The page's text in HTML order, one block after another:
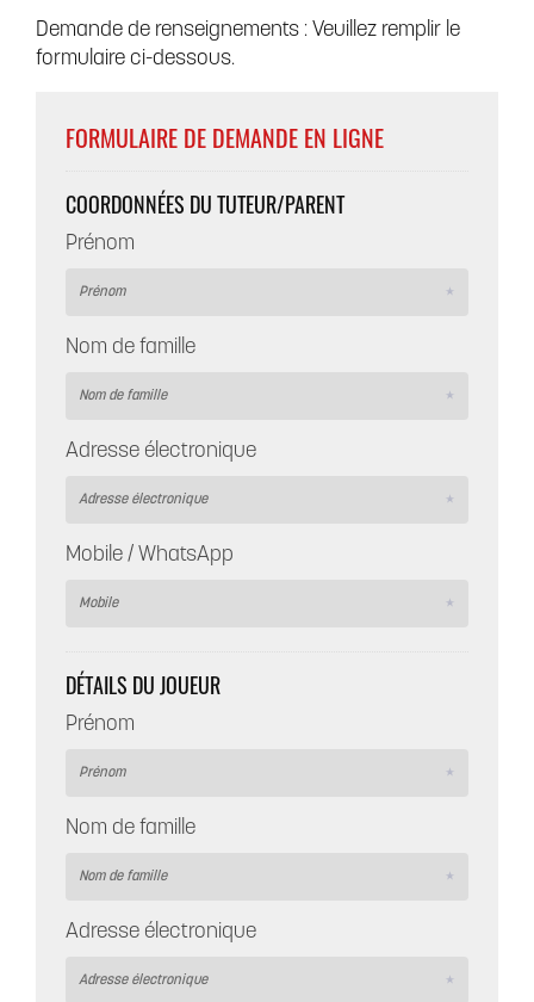
Demande de renseignements : Veuillez remplir le
formulaire ci-dessous.
FORMULAIRE DE DEMANDE EN LIGNE
COORDONNÉES DU TUTEUR/PARENT
Prénom
Nom de famille
Adresse électronique
Mobile / WhatsApp
DÉTAILS DU JOUEUR
Prénom
Nom de famille
Adresse électronique